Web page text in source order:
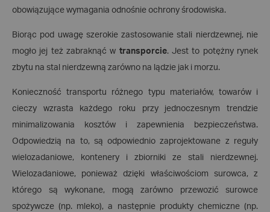
obowiązujące wymagania odnośnie ochrony środowiska.
Biorąc pod uwagę szerokie zastosowanie stali nierdzewnej, nie
mogło jej też zabraknąć w transporcie. Jest to potężny rynek
zbytu na stal nierdzewną zarówno na lądzie jak i morzu.
Konieczność transportu różnego typu materiałów, towarów i
cieczy wzrasta każdego roku przy jednoczesnym trendzie
minimalizowania kosztów i zapewnienia bezpieczeństwa.
Odpowiedzią na to, są odpowiednio zaprojektowane z reguły
wielozadaniowe, kontenery i zbiorniki ze stali nierdzewnej.
Wielozadaniowe, ponieważ dzięki właściwościom surowca, z
którego są wykonane, mogą zarówno przewozić surowce
spożywcze (np. mleko), a następnie produkty chemiczne (np.